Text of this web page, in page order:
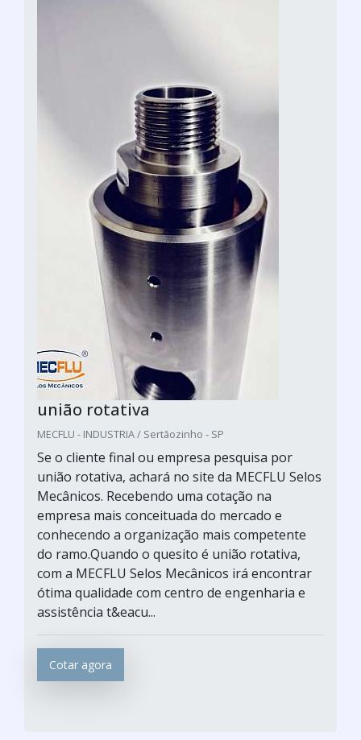
união rotativa
MECFLU - INDUSTRIA / Sertãozinho - SP
Se o cliente final ou empresa pesquisa por
união rotativa, achará no site da MECFLU Selos
Mecânicos. Recebendo uma cotação na
empresa mais conceituada do mercado e
conhecendo a organização mais competente
do ramo.Quando o quesito é união rotativa,
com a MECFLU Selos Mecânicos irá encontrar
ótima qualidade com centro de engenharia e
assistência t&eacu...
Cotar agora